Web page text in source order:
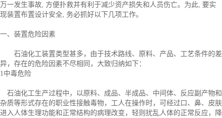
万一发生事故, 方便扑救并有利于减少资产损失和人员伤亡。为此, 要实
现装置布置设计安全, 务必抓好以下几项工作。
一、装置危险因素
石油化工装置类型甚多，由于技术路线、原料、产品、工艺条件的差
异，存在的危险因素不尽相同，大致归纳如下：
1中毒危险
石油化工生产过程中，以原料、成品、半成品、中间体、反应副产物和
杂质等形式存在的职业性接触毒物，工人在操作时，可经过口、鼻、皮肤
进入人体生理功能和正常结构的病理改变，轻则扰乱人体的正常反应，降